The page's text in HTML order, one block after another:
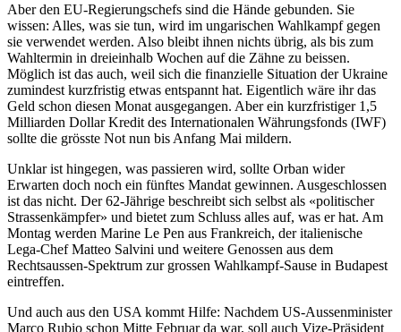
Aber den EU-Regierungschefs sind die Hände gebunden. Sie
wissen: Alles, was sie tun, wird im ungarischen Wahlkampf gegen
sie verwendet werden. Also bleibt ihnen nichts übrig, als bis zum
Wahltermin in dreieinhalb Wochen auf die Zähne zu beissen.
Möglich ist das auch, weil sich die finanzielle Situation der Ukraine
zumindest kurzfristig etwas entspannt hat. Eigentlich wäre ihr das
Geld schon diesen Monat ausgegangen. Aber ein kurzfristiger 1,5
Milliarden Dollar Kredit des Internationalen Währungsfonds (IWF)
sollte die grösste Not nun bis Anfang Mai mildern.
Unklar ist hingegen, was passieren wird, sollte Orban wider
Erwarten doch noch ein fünftes Mandat gewinnen. Ausgeschlossen
ist das nicht. Der 62-Jährige beschreibt sich selbst als «politischer
Strassenkämpfer» und bietet zum Schluss alles auf, was er hat. Am
Montag werden Marine Le Pen aus Frankreich, der italienische
Lega-Chef Matteo Salvini und weitere Genossen aus dem
Rechtsaussen-Spektrum zur grossen Wahlkampf-Sause in Budapest
eintreffen.
Und auch aus den USA kommt Hilfe: Nachdem US-Aussenminister
Marco Rubio schon Mitte Februar da war, soll auch Vize-Präsident